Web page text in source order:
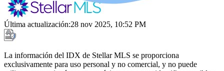
Última actualización:28 nov 2025, 10:52 PM
La información del IDX de Stellar MLS se proporciona
exclusivamente para uso personal y no comercial, y no puede